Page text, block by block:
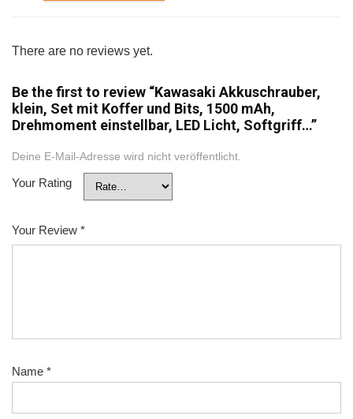
There are no reviews yet.
Be the first to review “Kawasaki Akkuschrauber,
klein, Set mit Koffer und Bits, 1500 mAh,
Drehmoment einstellbar, LED Licht, Softgriff…”
Deine E-Mail-Adresse wird nicht veröffentlicht.
Your Rating
Your Review *
Name *